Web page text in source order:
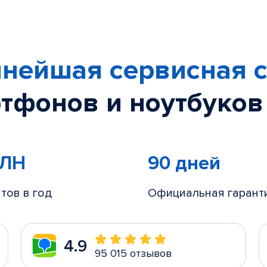
сервисная
и
в год
90 дней
Официальная
4.9 95 015 отзывов